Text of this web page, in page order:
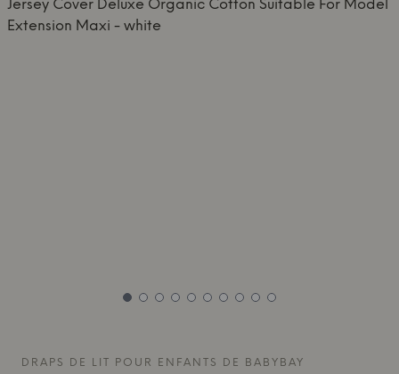
DRAPS DE LIT POUR ENFANTS DE BABYBAY